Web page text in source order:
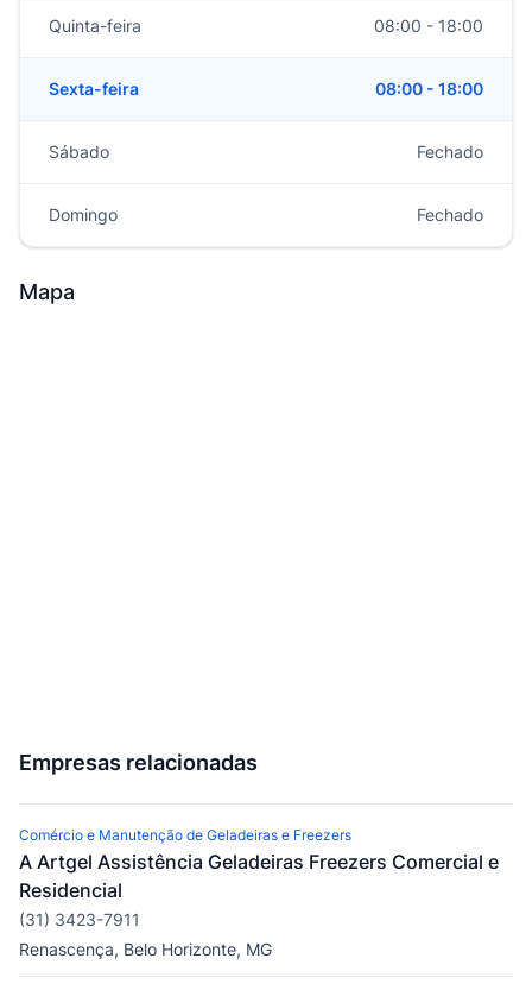
Quinta-feira 08:00 - 18:00
Sexta-feira 08:00 - 18:00
Sábado Fechado
Domingo Fechado
Mapa
Empresas relacionadas
Comércio e Manutenção de Geladeiras e Freezers
A Artgel Assistência Geladeiras Freezers Comercial e
Residencial
(31) 3423-7911
Renascença, Belo Horizonte, MG